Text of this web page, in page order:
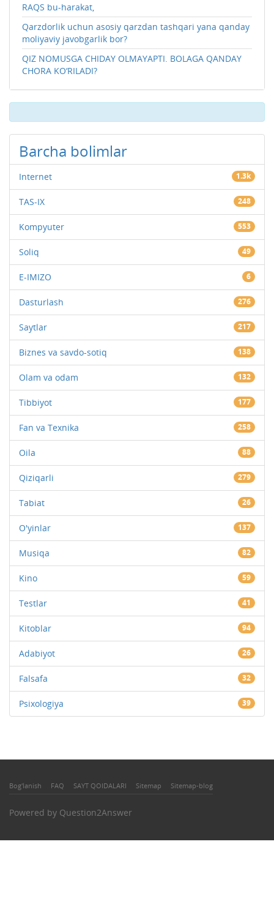
RAQS bu-harakat,
Qarzdorlik uchun asosiy qarzdan tashqari yana qanday
moliyaviy javobgarlik bor?
QIZ NOMUSGA CHIDAY OLMAYAPTI. BOLAGA QANDAY
CHORA KO‘RILADI?
Barcha bolimlar
Internet 1.3k
TAS-IX 248
Kompyuter 553
Soliq 49
E-IMIZO 6
Dasturlash 276
Saytlar 217
Biznes va savdo-sotiq 138
Olam va odam 132
Tibbiyot 177
Fan va Texnika 258
Oila 88
Qiziqarli 279
Tabiat 26
O'yinlar 137
Musiqa 82
Kino 59
Testlar 41
Kitoblar 94
Adabiyot 26
Falsafa 32
Psixologiya 39
Bog'lanish FAQ SAYT QOIDALARI Sitemap Sitemap-blog
Powered by Question2Answer